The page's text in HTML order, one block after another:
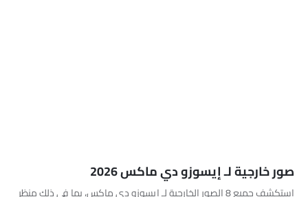
صور خارجية لـ إيسوزو دي ماكس 2026
استكشف جميع 8 الصور الخارجية لـ إيسوزو دي ماكس، بما في ذلك منظر